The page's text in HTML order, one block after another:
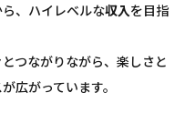
、ハイレベルな収入を目指
つながりながら、楽しさと
広がっています。